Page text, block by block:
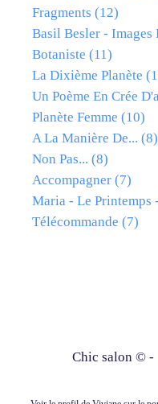
Fragments (12)
Basil Besler - Images
Botaniste (11)
La Dixième Planète
Un Poème En Crée
Planète Femme (10)
A La Manière De... (8)
Non Pas... (8)
Accompagner (7)
Maria - Le Printemps
Télécommande (7)
Chic salon © -